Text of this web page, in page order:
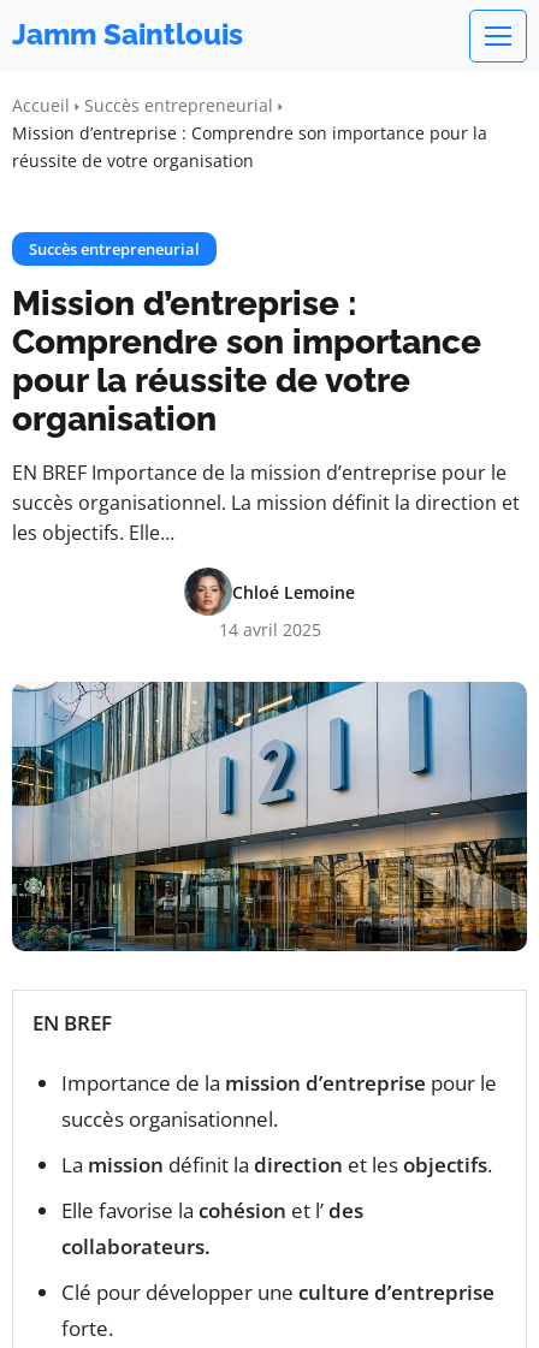
Jamm Saintlouis
Accueil
Succès entrepreneurial
Mission d’entreprise : Comprendre son importance pour la
réussite de votre organisation
Succès entrepreneurial
Mission d’entreprise :
Comprendre son importance
pour la réussite de votre
organisation
EN BREF Importance de la mission d’entreprise pour le
succès organisationnel. La mission définit la direction et
les objectifs. Elle…
Chloé Lemoine
14 avril 2025
EN BREF
Importance de la mission d’entreprise pour le
succès organisationnel.
La mission définit la direction et lesobjectifs.
Elle favorise la cohésion et l’des
collaborateurs.
Clé pour développer une culture d’entreprise
forte.